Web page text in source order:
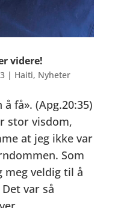
videre!
| Haiti, Nyheter
få». (Apg.20:35)
stor visdom,
at jeg ikke var
Som
meg veldig til å
var så